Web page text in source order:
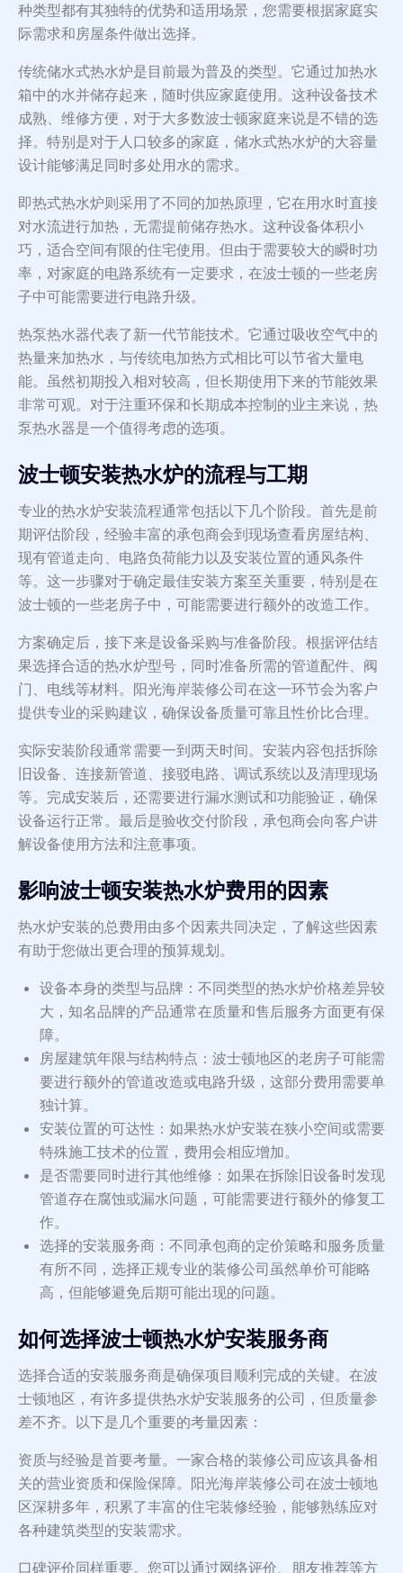
种类型都有其独特的优势和适用场景，您需要根据家庭实
际需求和房屋条件做出选择。
传统储水式热水炉是目前最为普及的类型。它通过加热水
箱中的水并储存起来，随时供应家庭使用。这种设备技术
成熟、维修方便，对于大多数波士顿家庭来说是不错的选
择。特别是对于人口较多的家庭，储水式热水炉的大容量
设计能够满足同时多处用水的需求。
即热式热水炉则采用了不同的加热原理，它在用水时直接
对水流进行加热，无需提前储存热水。这种设备体积小
巧，适合空间有限的住宅使用。但由于需要较大的瞬时功
率，对家庭的电路系统有一定要求，在波士顿的一些老房
子中可能需要进行电路升级。
热泵热水器代表了新一代节能技术。它通过吸收空气中的
热量来加热水，与传统电加热方式相比可以节省大量电
能。虽然初期投入相对较高，但长期使用下来的节能效果
非常可观。对于注重环保和长期成本控制的业主来说，热
泵热水器是一个值得考虑的选项。
波士顿安装热水炉的流程与工期
专业的热水炉安装流程通常包括以下几个阶段。首先是前
期评估阶段，经验丰富的承包商会到现场查看房屋结构、
现有管道走向、电路负荷能力以及安装位置的通风条件
等。这一步骤对于确定最佳安装方案至关重要，特别是在
波士顿的一些老房子中，可能需要进行额外的改造工作。
方案确定后，接下来是设备采购与准备阶段。根据评估结
果选择合适的热水炉型号，同时准备所需的管道配件、阀
门、电线等材料。阳光海岸装修公司在这一环节会为客户
提供专业的采购建议，确保设备质量可靠且性价比合理。
实际安装阶段通常需要一到两天时间。安装内容包括拆除
旧设备、连接新管道、接驳电路、调试系统以及清理现场
等。完成安装后，还需要进行漏水测试和功能验证，确保
设备运行正常。最后是验收交付阶段，承包商会向客户讲
解设备使用方法和注意事项。
影响波士顿安装热水炉费用的因素
热水炉安装的总费用由多个因素共同决定，了解这些因素
有助于您做出更合理的预算规划。
设备本身的类型与品牌：不同类型的热水炉价格差异较
大，知名品牌的产品通常在质量和售后服务方面更有保
障。
房屋建筑年限与结构特点：波士顿地区的老房子可能需
要进行额外的管道改造或电路升级，这部分费用需要单
独计算。
安装位置的可达性：如果热水炉安装在狭小空间或需要
特殊施工技术的位置，费用会相应增加。
是否需要同时进行其他维修：如果在拆除旧设备时发现
管道存在腐蚀或漏水问题，可能需要进行额外的修复工
作。
选择的安装服务商：不同承包商的定价策略和服务质量
有所不同，选择正规专业的装修公司虽然单价可能略
高，但能够避免后期可能出现的问题。
如何选择波士顿热水炉安装服务商
选择合适的安装服务商是确保项目顺利完成的关键。在波
士顿地区，有许多提供热水炉安装服务的公司，但质量参
差不齐。以下是几个重要的考量因素：
资质与经验是首要考量。一家合格的装修公司应该具备相
关的营业资质和保险保障。阳光海岸装修公司在波士顿地
区深耕多年，积累了丰富的住宅装修经验，能够熟练应对
各种建筑类型的安装需求。
口碑评价同样重要。您可以通过网络评价、朋友推荐等方